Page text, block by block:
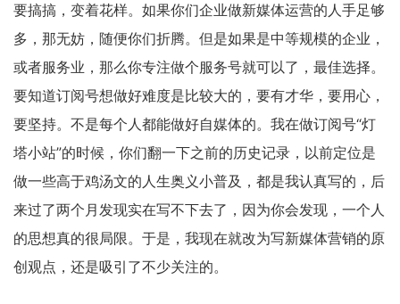
要搞搞，变着花样。如果你们企业做新媒体运营的人手足够
多，那无妨，随便你们折腾。但是如果是中等规模的企业，
或者服务业，那么你专注做个服务号就可以了，最佳选择。
要知道订阅号想做好难度是比较大的，要有才华，要用心，
要坚持。不是每个人都能做好自媒体的。我在做订阅号“灯
塔小站”的时候，你们翻一下之前的历史记录，以前定位是
做一些高于鸡汤文的人生奥义小普及，都是我认真写的，后
来过了两个月发现实在写不下去了，因为你会发现，一个人
的思想真的很局限。于是，我现在就改为写新媒体营销的原
创观点，还是吸引了不少关注的。